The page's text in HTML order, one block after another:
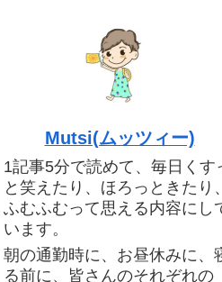
Mutsi(ムッツィー)
1記事5分で読めて、毎日くす
と笑えたり、ほろっときたり、
ふむふむって思える内容にし
います。
朝の通勤時に、お昼休みに、
る前に、皆さんのそれぞれの